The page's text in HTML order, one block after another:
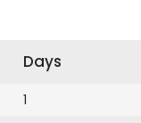
Days
1